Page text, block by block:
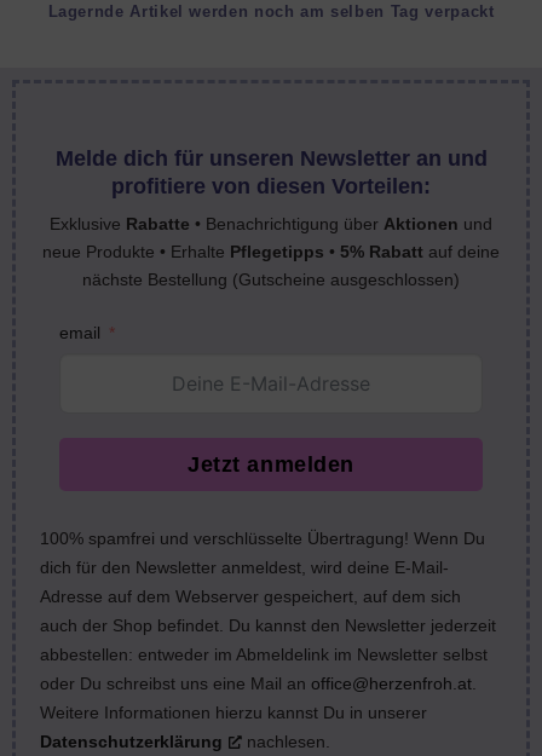
Lagernde Artikel werden noch am selben Tag verpackt
Melde dich für unseren Newsletter an und
profitiere von diesen Vorteilen:
Exklusive Rabatte • Benachrichtigung über Aktionen und
neue Produkte • Erhalte Pflegetipps • 5% Rabatt auf deine
nächste Bestellung (Gutscheine ausgeschlossen)
email
Jetzt anmelden
100% spamfrei und verschlüsselte Übertragung! Wenn Du
dich für den Newsletter anmeldest, wird deine E-Mail-
Adresse auf dem Webserver gespeichert, auf dem sich
auch der Shop befindet. Du kannst den Newsletter jederzeit
abbestellen: entweder im Abmeldelink im Newsletter selbst
oder Du schreibst uns eine Mail an office@herzenfroh.at.
Weitere Informationen hierzu kannst Du in unserer
Datenschutzerklärung
nachlesen.